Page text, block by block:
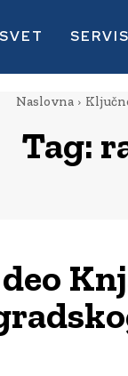
SVET SERVIS
Naslovna
Tag: